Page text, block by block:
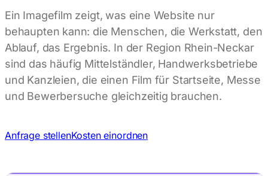
Ein Imagefilm zeigt, was eine Website nur
behaupten kann: die Menschen, die Werkstatt, den
Ablauf, das Ergebnis. In der Region Rhein-Neckar
sind das häufig Mittelständler, Handwerksbetriebe
und Kanzleien, die einen Film für Startseite, Messe
und Bewerbersuche gleichzeitig brauchen.
Anfrage stellenKosten einordnen